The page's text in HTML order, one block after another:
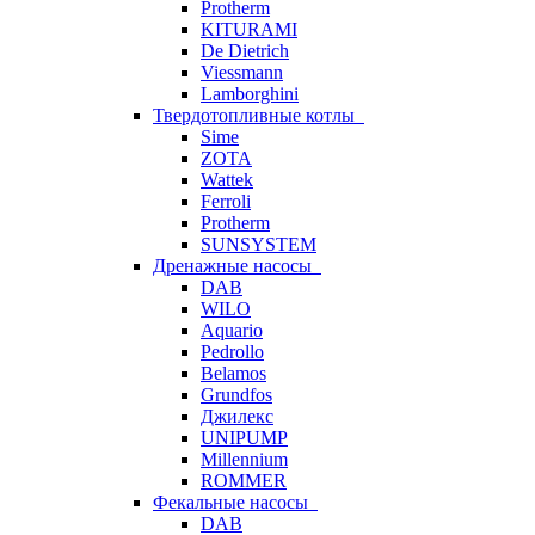
Protherm
KITURAMI
De Dietrich
Viessmann
Lamborghini
Твердотопливные котлы
Sime
ZOTA
Wattek
Ferroli
Protherm
SUNSYSTEM
Дренажные насосы
DAB
WILO
Aquario
Pedrollo
Belamos
Grundfos
Джилекс
UNIPUMP
Millennium
ROMMER
Фекальные насосы
DAB